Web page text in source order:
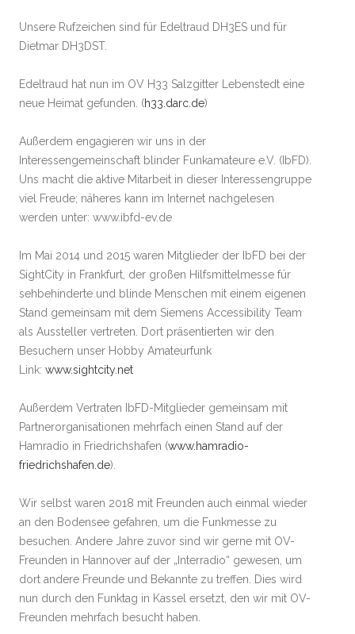
Unsere Rufzeichen sind für Edeltraud DH3ES und für
Dietmar DH3DST.
Edeltraud hat nun im OV H33 Salzgitter Lebenstedt eine
neue Heimat gefunden. (h33.darc.de)
Außerdem engagieren wir uns in der
Interessengemeinschaft blinder Funkamateure e.V. (IbFD).
Uns macht die aktive Mitarbeit in dieser Interessengruppe
viel Freude; näheres kann im Internet nachgelesen
werden unter: www.ibfd-ev.de
Im Mai 2014 und 2015 waren Mitglieder der IbFD bei der
SightCity in Frankfurt, der großen Hilfsmittelmesse für
sehbehinderte und blinde Menschen mit einem eigenen
Stand gemeinsam mit dem Siemens Accessibility Team
als Aussteller vertreten. Dort präsentierten wir den
Besuchern unser Hobby Amateurfunk
Link: www.sightcity.net
Außerdem Vertraten IbFD-Mitglieder gemeinsam mit
Partnerorganisationen mehrfach einen Stand auf der
Hamradio in Friedrichshafen (www.hamradio-
friedrichshafen.de).
Wir selbst waren 2018 mit Freunden auch einmal wieder
an den Bodensee gefahren, um die Funkmesse zu
besuchen. Andere Jahre zuvor sind wir gerne mit OV-
Freunden in Hannover auf der „Interradio“ gewesen, um
dort andere Freunde und Bekannte zu treffen. Dies wird
nun durch den Funktag in Kassel ersetzt, den wir mit OV-
Freunden mehrfach besucht haben.